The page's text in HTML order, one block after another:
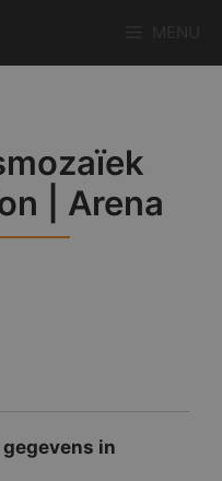
| Arena
in